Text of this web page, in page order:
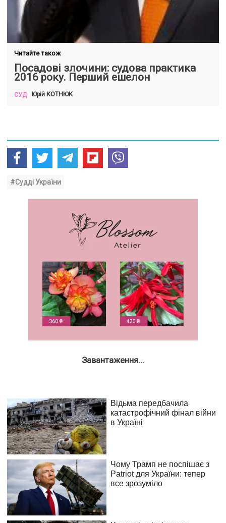
Читайте також
Посадові злочини: судова практика
2016 року. Перший ешелон
СУД Юрій КОТНЮК
#Судді України
Завантаження...